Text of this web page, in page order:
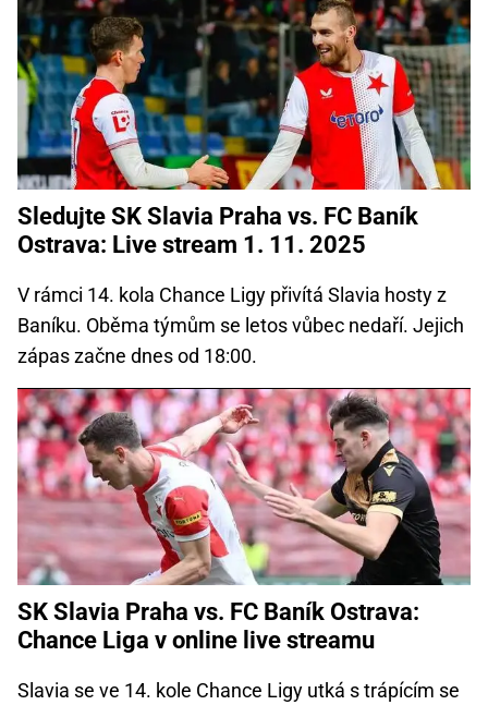
Sledujte SK Slavia Praha vs. FC Baník
Ostrava: Live stream 1. 11. 2025
V rámci 14. kola Chance Ligy přivítá Slavia hosty z
Baníku. Oběma týmům se letos vůbec nedaří. Jejich
zápas začne dnes od 18:00.
SK Slavia Praha vs. FC Baník Ostrava:
Chance Liga v online live streamu
Slavia se ve 14. kole Chance Ligy utká s trápícím se